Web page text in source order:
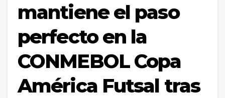
mantiene el paso
perfecto en la
CONMEBOL Copa
América Futsal tras